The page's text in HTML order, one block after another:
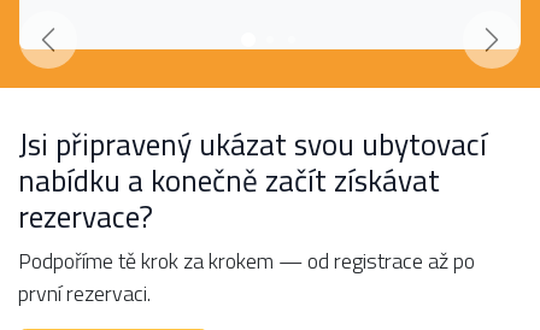
Zurück
Jsi připravený ukázat svou ubytovací
nabídku a konečně začít získávat
rezervace?
Podpoříme tě krok za krokem — od registrace až po
první rezervaci.